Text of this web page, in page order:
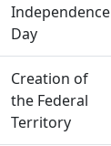
Independence
Day
Creation of
the Federal
Territory